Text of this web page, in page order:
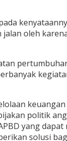
oleh
politik
yang
solusi